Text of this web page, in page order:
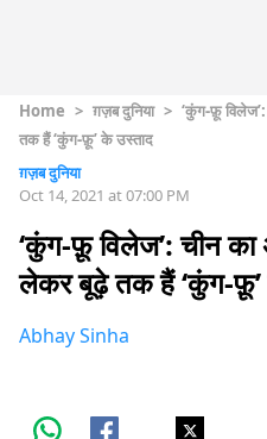
Home > ग़ज़ब दुनिया > ‘कुंग-फ़ू
तक हैं ‘कुंग-फ़ू’ के उस्ताद
ग़ज़ब दुनिया
Oct 14, 2021 at 07:00 PM
‘कुंग-फ़ू विलेज’: चीन का
लेकर बूढ़े तक हैं ‘कुंग-फ़ू’
Abhay Sinha